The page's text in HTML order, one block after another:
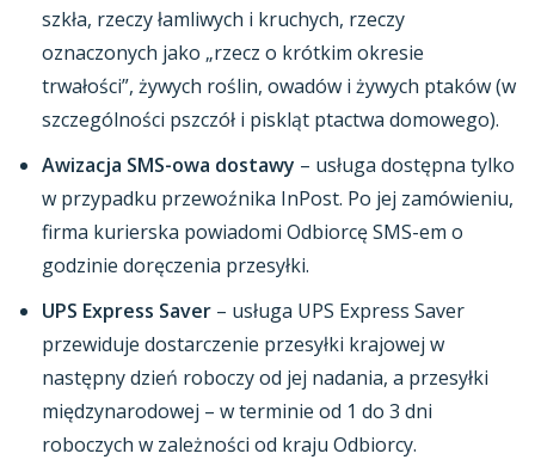
szkła, rzeczy łamliwych i kruchych, rzeczy
oznaczonych jako „rzecz o krótkim okresie
trwałości”, żywych roślin, owadów i żywych ptaków (w
szczególności pszczół i piskląt ptactwa domowego).
Awizacja SMS-owa dostawy – usługa dostępna tylko
w przypadku przewoźnika InPost. Po jej zamówieniu,
firma kurierska powiadomi Odbiorcę SMS-em o
godzinie doręczenia przesyłki.
UPS Express Saver – usługa UPS Express Saver
przewiduje dostarczenie przesyłki krajowej w
następny dzień roboczy od jej nadania, a przesyłki
międzynarodowej – w terminie od 1 do 3 dni
roboczych w zależności od kraju Odbiorcy.